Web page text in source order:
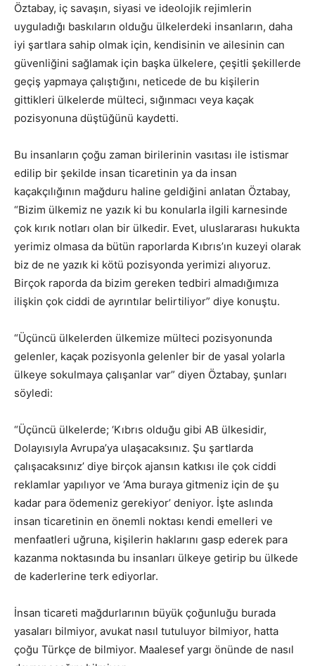
Öztabay, iç savaşın, siyasi ve ideolojik rejimlerin
uyguladığı baskıların olduğu ülkelerdeki insanların, daha
iyi şartlara sahip olmak için, kendisinin ve ailesinin can
güvenliğini sağlamak için başka ülkelere, çeşitli şekillerde
geçiş yapmaya çalıştığını, neticede de bu kişilerin
gittikleri ülkelerde mülteci, sığınmacı veya kaçak
pozisyonuna düştüğünü kaydetti.
Bu insanların çoğu zaman birilerinin vasıtası ile istismar
edilip bir şekilde insan ticaretinin ya da insan
kaçakçılığının mağduru haline geldiğini anlatan Öztabay,
“Bizim ülkemiz ne yazık ki bu konularla ilgili karnesinde
çok kırık notları olan bir ülkedir. Evet, uluslararası hukukta
yerimiz olmasa da bütün raporlarda Kıbrıs’ın kuzeyi olarak
biz de ne yazık ki kötü pozisyonda yerimizi alıyoruz.
Birçok raporda da bizim gereken tedbiri almadığımıza
ilişkin çok ciddi de ayrıntılar belirtiliyor” diye konuştu.
“Üçüncü ülkelerden ülkemize mülteci pozisyonunda
gelenler, kaçak pozisyonla gelenler bir de yasal yolarla
ülkeye sokulmaya çalışanlar var” diyen Öztabay, şunları
söyledi:
“Üçüncü ülkelerde; ‘Kıbrıs olduğu gibi AB ülkesidir,
Dolayısıyla Avrupa’ya ulaşacaksınız. Şu şartlarda
çalışacaksınız’ diye birçok ajansın katkısı ile çok ciddi
reklamlar yapılıyor ve ‘Ama buraya gitmeniz için de şu
kadar para ödemeniz gerekiyor’ deniyor. İşte aslında
insan ticaretinin en önemli noktası kendi emelleri ve
menfaatleri uğruna, kişilerin haklarını gasp ederek para
kazanma noktasında bu insanları ülkeye getirip bu ülkede
de kaderlerine terk ediyorlar.
İnsan ticareti mağdurlarının büyük çoğunluğu burada
yasaları bilmiyor, avukat nasıl tutuluyor bilmiyor, hatta
çoğu Türkçe de bilmiyor. Maalesef yargı önünde de nasıl